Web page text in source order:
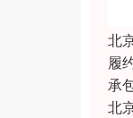
北
履
承
北